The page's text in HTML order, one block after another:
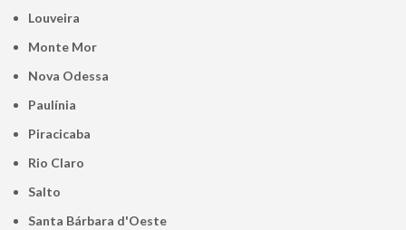
Louveira
Monte Mor
Nova Odessa
Paulínia
Piracicaba
Rio Claro
Salto
Santa Bárbara d'Oeste